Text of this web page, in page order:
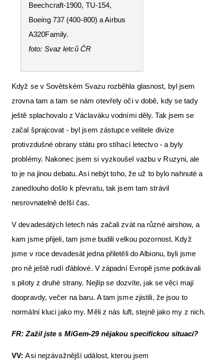
Beechcraft-1900, TU-154,
Boeing 737 (400-800) a Airbus
A320Family.
foto: Svaz letců ČR
Když se v Sovětském Svazu rozběhla glasnost, byl jsem
zrovna tam a tam se nám otevřely oči v době, kdy se tady
ještě splachovalo z Václaváku vodními děly. Tak jsem se
začal šprajcovat - byl jsem zástupce velitele divize
protivzdušné obrany státu pro stíhací letectvo - a byly
problémy. Nakonec jsem si vyzkoušel vazbu v Ruzyni, ale
to je na jinou debatu. Asi nebýt toho, že už to bylo nahnuté a
zanedlouho došlo k převratu, tak jsem tam strávil
nesrovnatelně delší čas.
V devadesátých letech nás začali zvát na různé airshow, a
kam jsme přijeli, tam jsme budili velkou pozornost. Když
jsme v roce devadesát jedna přiletěli do Albionu, byli jsme
pro ně ještě rudí ďáblové. V západní Evropě jsme potkávali
s piloty z druhé strany. Nejlíp se dozvíte, jak se věci mají
doopravdy, večer na baru. A tam jsme zjistili, že jsou to
normální kluci jako my. Měli z nás luft, stejně jako my z nich.
FR: Zažil jste s MiGem-29 nějakou specifickou situaci?
VV: Asi nejzávažnější událost, kterou jsem